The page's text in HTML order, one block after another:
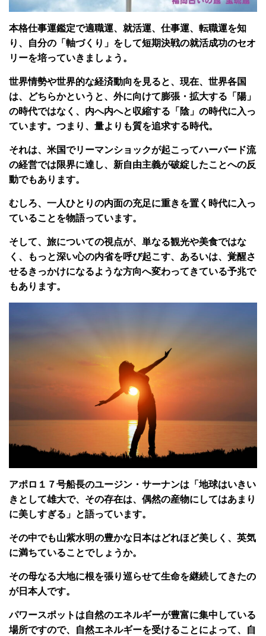
本格仕事運鑑定で適職運、就活運、仕事運、転職運を知
り、自分の「軸づくり」をして短期決戦の就活成功のセオ
リーを培っていきましょう。
世界情勢や世界的な経済動向を見ると、現在、世界各国
は、どちらかというと、外に向けて膨張・拡大する「陽」
の時代ではなく、内へ内へと収縮する「陰」の時代に入っ
ています。つまり、量よりも質を追求する時代。
それは、米国でリーマンショックが起こってハーバード流
の経営では限界に達し、新自由主義が破綻したことへの反
動でもあります。
むしろ、一人ひとりの内面の充足に重きを置く時代に入っ
ていることを物語っています。
そして、旅についての視点が、単なる観光や美食ではな
く、もっと深い心の内省を呼び起こす、あるいは、覚醒さ
せるきっかけになるような方向へ変わってきている予兆で
もあります。
アポロ１７号船長のユージン・サーナンは「地球はいきい
きとして雄大で、その存在は、偶然の産物にしてはあまり
に美しすぎる」と語っています。
その中でも山紫水明の豊かな日本はどれほど美しく、英気
に満ちていることでしょうか。
その母なる大地に根を張り巡らせて生命を継続してきたの
が日本人です。
パワースポットは自然のエネルギーが豊富に集中している
場所ですので、自然エネルギーを受けることによって、自